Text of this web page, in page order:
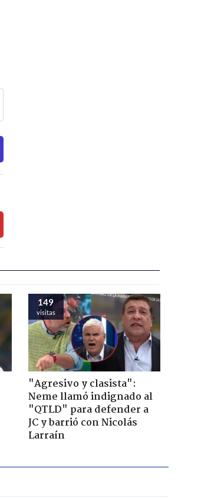
149
visitas
"Agresivo y clasista":
Neme llamó indignado al
"QTLD" para defender a
JC y barrió con Nicolás
Larraín